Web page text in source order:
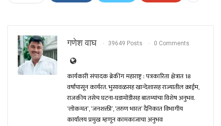
गणेश वाघ 39649 Posts 0 Comments
कार्यकारी संपादक ब्रेकींग महाराष्ट्र : पत्रकारिता क्षेत्रात 18
वर्षांपासून कार्यरत. भुसावळसह खान्देशासह राज्यातील क्राईम,
राजकीय तसेच घटना-घडामोंडीसह बातम्यांचा विशेष अनुभव.
‘लोकमत’, ‘जनशक्ती’, ‘तरुण भारत’ दैनिकात विभागीय
कार्यालय प्रमुख म्हणून कामकाजाचा अनुभव